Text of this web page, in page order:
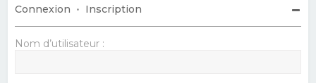
Connexion • Inscription
Nom d’utilisateur :